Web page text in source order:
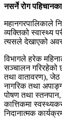
नसर्ने रोग
महानगरपालिकाले
व्यक्तिको स्वास्थ्य
त्यसले देखाएको
विभागले हरेक
सञ्चालन गरिरहेको
तथा वातावरण), जेठ
नागरिक तथा
पोषण तथा
कात्तिकमा
निदानात्मक